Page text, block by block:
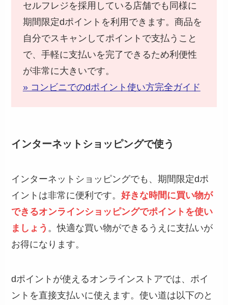
セルフレジを採用している店舗でも同様に
期間限定dポイントを利用できます。商品を
自分でスキャンしてポイントで支払うこと
で、手軽に支払いを完了できるため利便性
が非常に大きいです。
» コンビニでのdポイント使い方完全ガイド
インターネットショッピングで使う
インターネットショッピングでも、期間限定dポ
イントは非常に便利です。好きな時間に買い物が
できるオンラインショッピングでポイントを使い
ましょう 。快適な買い物ができるうえに支払いが
お得になります。
dポイントが使えるオンラインストアでは、ポイ
ントを直接支払いに使えます。使い道は以下のと